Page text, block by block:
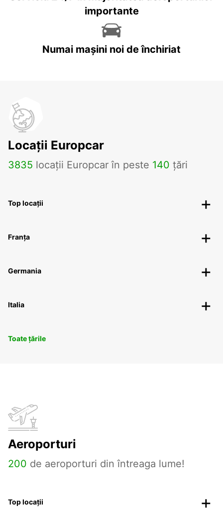
importante
Numai mașini noi de închiriat
Locații Europcar
3835 locații Europcar în peste 140 țări
Top locații
Franța
Germania
Italia
Toate țările
Aeroporturi
200 de aeroporturi din întreaga lume!
Top locații